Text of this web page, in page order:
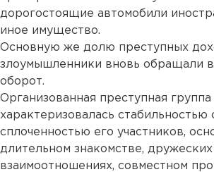
дорогостоящие автомобили
иное имущество.
Основную же долю преступных
злоумышленники вновь обращали
оборот.
Организованная преступная группа
характеризовалась стабильностью
сплоченностью его участников,
длительном знакомстве, дружеских
взаимоотношениях, совместном